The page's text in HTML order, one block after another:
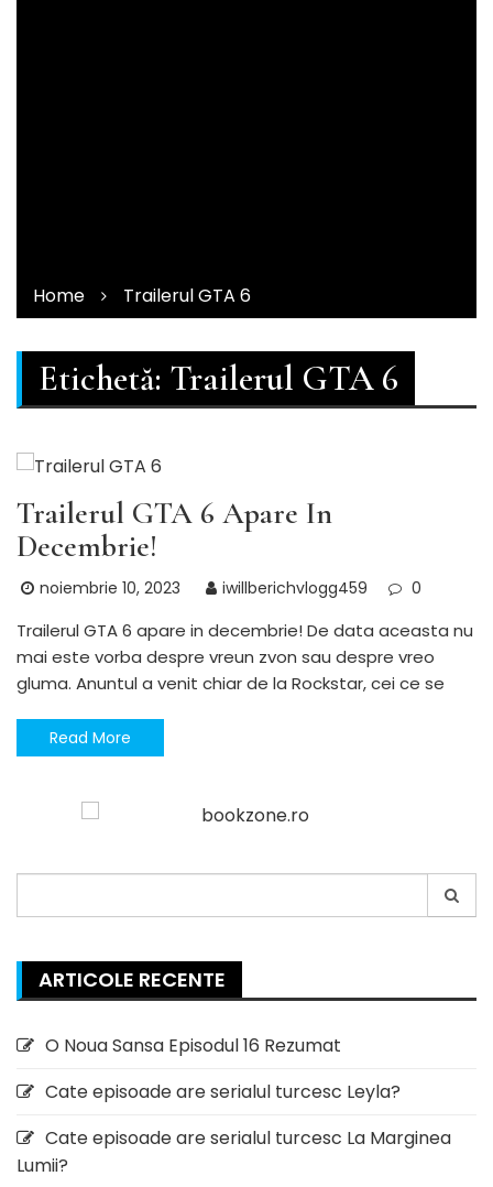
Home Trailerul GTA 6
Etichetă: Trailerul GTA 6
Trailerul GTA 6 Apare In
Decembrie!
noiembrie 10, 2023 iwillberichvlogg459 0
Trailerul GTA 6 apare in decembrie! De data aceasta nu
mai este vorba despre vreun zvon sau despre vreo
gluma. Anuntul a venit chiar de la Rockstar, cei ce se
Read More
for:
ARTICOLE RECENTE
O Noua Sansa Episodul 16 Rezumat
Cate episoade are serialul turcesc Leyla?
Cate episoade are serialul turcesc La Marginea
Lumii?